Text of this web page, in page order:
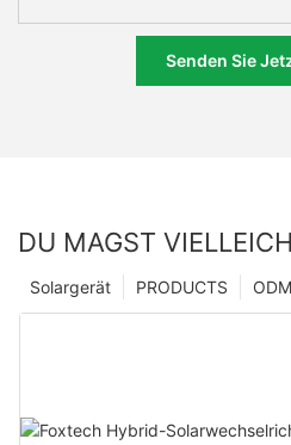
Senden Sie
DU MAGST
PRODUCTS
Solargerät